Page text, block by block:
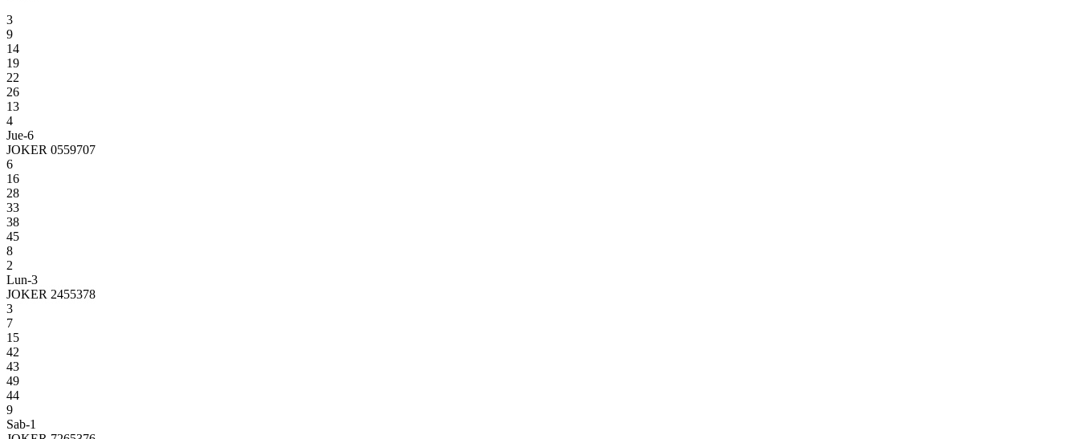
3
9
14
19
22
26
13
4
Jue-6
JOKER 0559707
6
16
28
33
38
45
8
2
Lun-3
JOKER 2455378
3
7
15
42
43
49
44
9
Sab-1